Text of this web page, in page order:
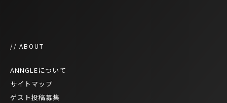
// ABOUT
ANNGLEについて
サイトマップ
ゲスト投稿募集